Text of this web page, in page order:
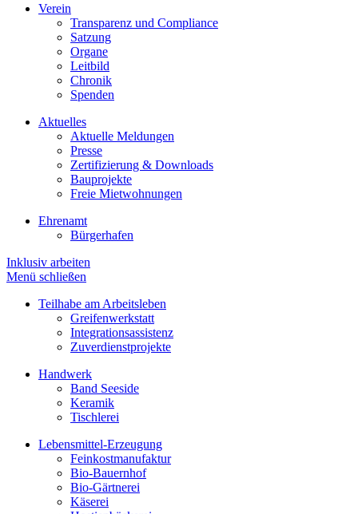
Verein
Transparenz und Compliance
Satzung
Organe
Leitbild
Chronik
Spenden
Aktuelles
Aktuelle Meldungen
Presse
Zertifizierung & Downloads
Bauprojekte
Freie Mietwohnungen
Ehrenamt
Bürgerhafen
Inklusiv arbeiten
Menü schließen
Teilhabe am Arbeitsleben
Greifenwerkstatt
Integrationsassistenz
Zuverdienstprojekte
Handwerk
Band Seeside
Keramik
Tischlerei
Lebensmittel-Erzeugung
Feinkostmanufaktur
Bio-Bauernhof
Bio-Gärtnerei
Käserei